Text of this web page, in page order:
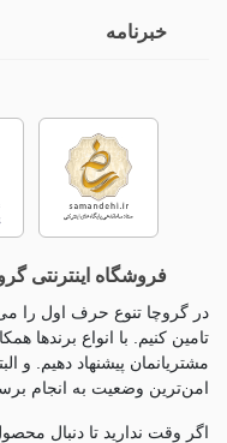
خبرنامه
فروشگاه اینترنتی
در گروچا تنوع حرف اول را
تامین کنیم. با انواع برندها
مشتریانمان پیشنهاد دهیم. و
امن‌ترین وضعیت به انجام
اگر وقت ندارید تا دنبال